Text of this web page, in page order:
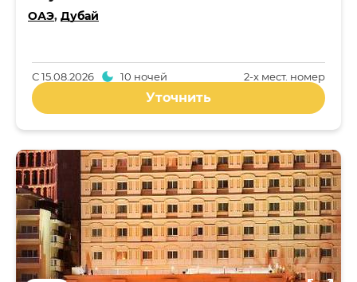
ОАЭ, Дубай
2-x мест. номер
С15.08.2026 10 ночей
Уточнить